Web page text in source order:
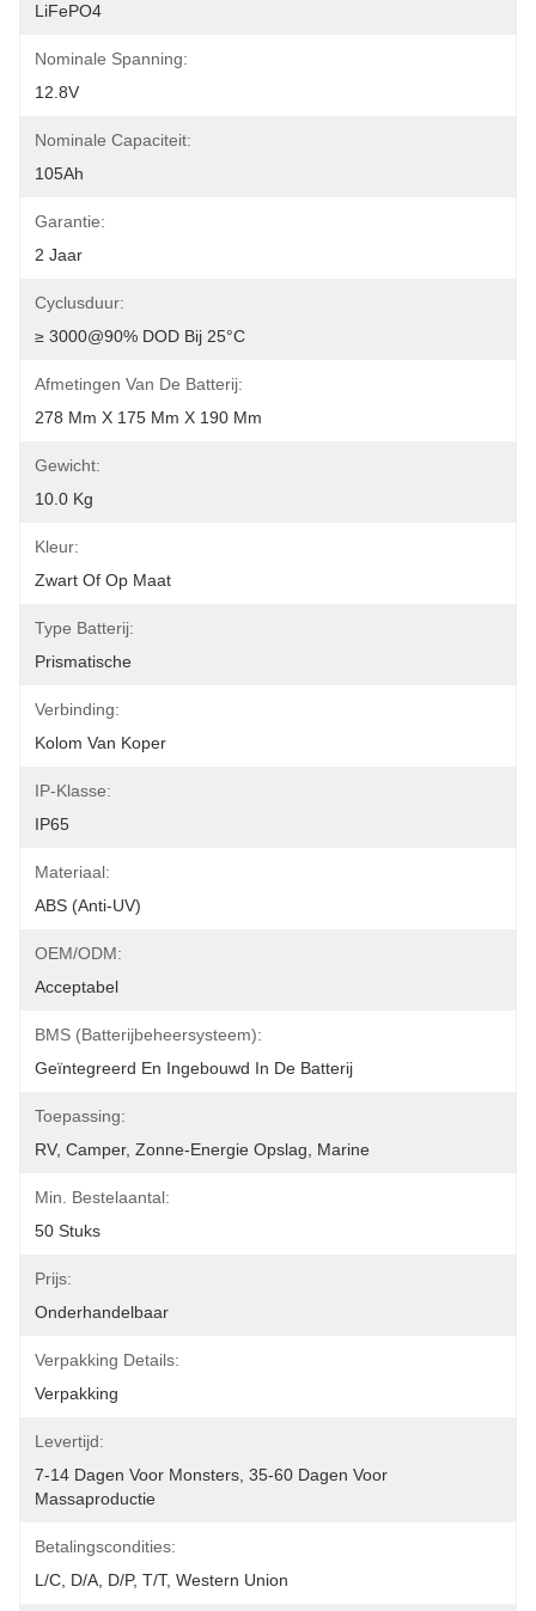
LiFePO4
Nominale Spanning:
12.8V
Nominale Capaciteit:
105Ah
Garantie:
2 Jaar
Cyclusduur:
≥ 3000@90% DOD Bij 25°C
Afmetingen Van De Batterij:
278 Mm X 175 Mm X 190 Mm
Gewicht:
10.0 Kg
Kleur:
Zwart Of Op Maat
Type Batterij:
Prismatische
Verbinding:
Kolom Van Koper
IP-Klasse:
IP65
Materiaal:
ABS (anti-UV)
OEM/ODM:
Acceptabel
BMS (Batterijbeheersysteem):
Geïntegreerd En Ingebouwd In De Batterij
Toepassing:
RV, Camper, Zonne-Energie Opslag, Marine
Min. Bestelaantal:
50 Stuks
Prijs:
Onderhandelbaar
Verpakking Details:
Verpakking
Levertijd:
7-14 Dagen Voor Monsters, 35-60 Dagen Voor
Massaproductie
Betalingscondities:
L/C, D/A, D/P, T/T, Western Union